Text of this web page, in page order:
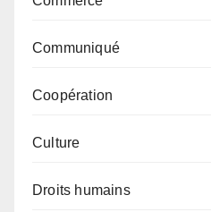
Communiqué
Coopération
Culture
Droits humains